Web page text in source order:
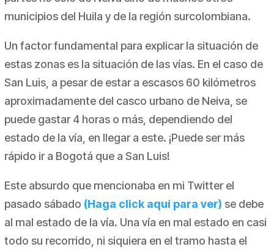
municipios del Huila y de la región surcolombiana.
Un factor fundamental para explicar la situación de
estas zonas es la situación de las vías. En el caso de
San Luis, a pesar de estar a escasos 60 kilómetros
aproximadamente del casco urbano de Neiva, se
puede gastar 4 horas o más, dependiendo del
estado de la vía, en llegar a este. ¡Puede ser más
rápido ir a Bogotá que a San Luis!
Este absurdo que mencionaba en mi Twitter el
pasado sábado (Haga click aquí para ver) se debe
al mal estado de la vía. Una vía en mal estado en casi
todo su recorrido, ni siquiera en el tramo hasta el